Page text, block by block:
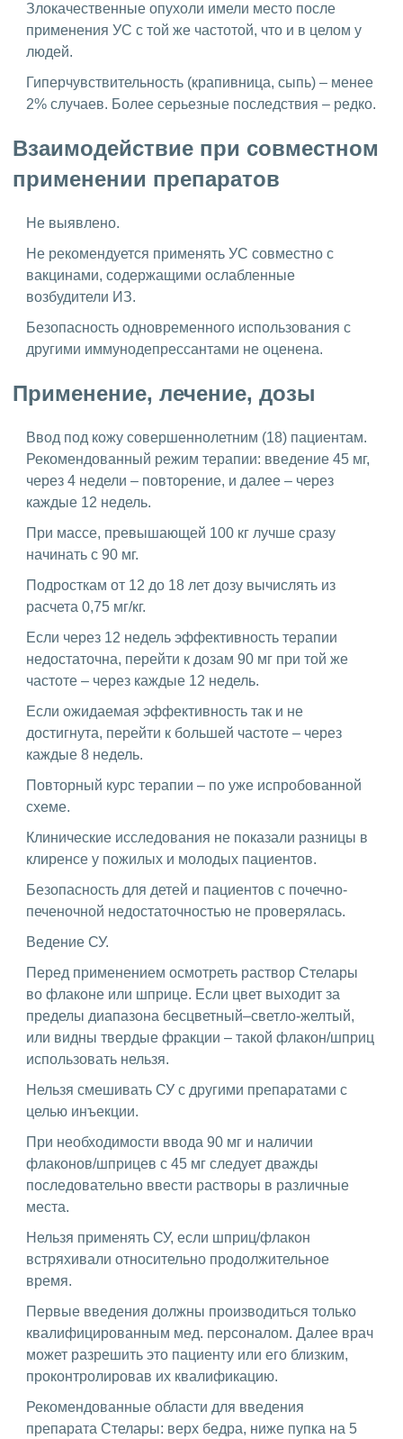
Злокачественные опухоли имели место после
применения УС с той же частотой, что и в целом у
людей.
Гиперчувствительность (крапивница, сыпь) – менее
2% случаев. Более серьезные последствия – редко.
Взаимодействие при совместном
применении препаратов
Не выявлено.
Не рекомендуется применять УС совместно с
вакцинами, содержащими ослабленные
возбудители ИЗ.
Безопасность одновременного использования с
другими иммунодепрессантами не оценена.
Применение, лечение, дозы
Ввод под кожу совершеннолетним (18) пациентам.
Рекомендованный режим терапии: введение 45 мг,
через 4 недели – повторение, и далее – через
каждые 12 недель.
При массе, превышающей 100 кг лучше сразу
начинать с 90 мг.
Подросткам от 12 до 18 лет дозу вычислять из
расчета 0,75 мг/кг.
Если через 12 недель эффективность терапии
недостаточна, перейти к дозам 90 мг при той же
частоте – через каждые 12 недель.
Если ожидаемая эффективность так и не
достигнута, перейти к большей частоте – через
каждые 8 недель.
Повторный курс терапии – по уже испробованной
схеме.
Клинические исследования не показали разницы в
клиренсе у пожилых и молодых пациентов.
Безопасность для детей и пациентов с почечно-
печеночной недостаточностью не проверялась.
Ведение СУ.
Перед применением осмотреть раствор Стелары
во флаконе или шприце. Если цвет выходит за
пределы диапазона бесцветный–светло-желтый,
или видны твердые фракции – такой флакон/шприц
использовать нельзя.
Нельзя смешивать СУ с другими препаратами с
целью инъекции.
При необходимости ввода 90 мг и наличии
флаконов/шприцев с 45 мг следует дважды
последовательно ввести растворы в различные
места.
Нельзя применять СУ, если шприц/флакон
встряхивали относительно продолжительное
время.
Первые введения должны производиться только
квалифицированным мед. персоналом. Далее врач
может разрешить это пациенту или его близким,
проконтролировав их квалификацию.
Рекомендованные области для введения
препарата Стелары: верх бедра, ниже пупка на 5